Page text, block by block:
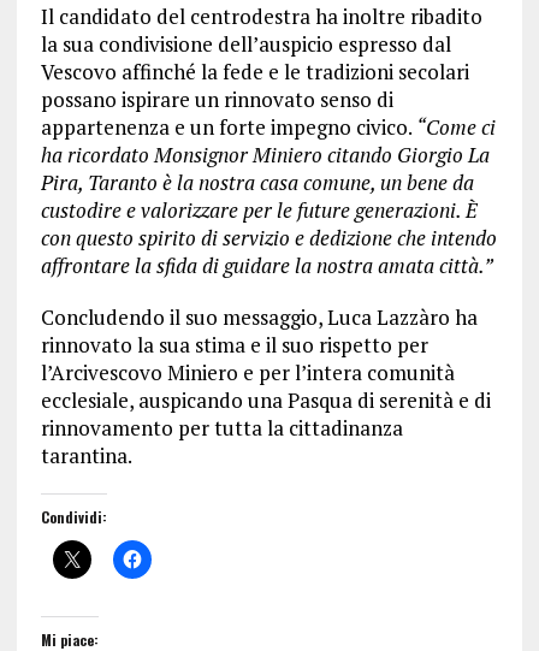
Il candidato del centrodestra ha inoltre ribadito
la sua condivisione dell’auspicio espresso dal
Vescovo affinché la fede e le tradizioni secolari
possano ispirare un rinnovato senso di
appartenenza e un forte impegno civico. “Come ci
ha ricordato Monsignor Miniero citando Giorgio La
Pira, Taranto è la nostra casa comune, un bene da
custodire e valorizzare per le future generazioni. È
con questo spirito di servizio e dedizione che intendo
affrontare la sfida di guidare la nostra amata città.”
Concludendo il suo messaggio, Luca Lazzàro ha
rinnovato la sua stima e il suo rispetto per
l’Arcivescovo Miniero e per l’intera comunità
ecclesiale, auspicando una Pasqua di serenità e di
rinnovamento per tutta la cittadinanza
tarantina.
Condividi:
Mi piace: